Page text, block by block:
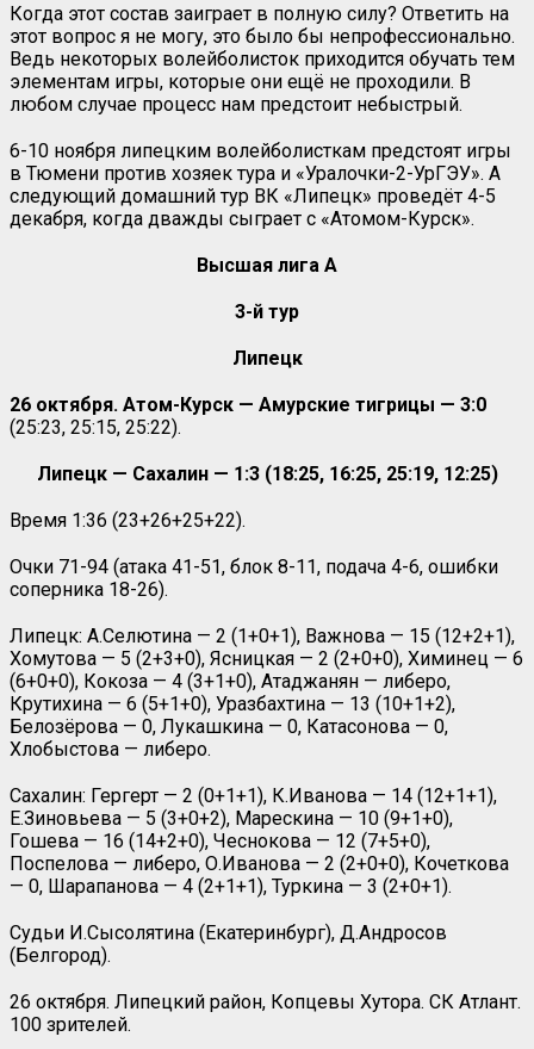
Когда этот состав заиграет в полную силу? Ответить на
этот вопрос я не могу, это было бы непрофессионально.
Ведь некоторых волейболисток приходится обучать тем
элементам игры, которые они ещё не проходили. В
любом случае процесс нам предстоит небыстрый.
6-10 ноября липецким волейболисткам предстоят игры
в Тюмени против хозяек тура и «Уралочки-2-УрГЭУ». А
следующий домашний тур ВК «Липецк» проведёт 4-5
декабря, когда дважды сыграет с «Атомом-Курск».
Высшая лига А
3-й тур
Липецк
26 октября. Атом-Курск — Амурские тигрицы — 3:0
(25:23, 25:15, 25:22).
Липецк — Сахалин — 1:3 (18:25, 16:25, 25:19, 12:25)
Время 1:36 (23+26+25+22).
Очки 71-94 (атака 41-51, блок 8-11, подача 4-6, ошибки
соперника 18-26).
Липецк: А.Селютина — 2 (1+0+1), Важнова — 15 (12+2+1),
Хомутова — 5 (2+3+0), Ясницкая — 2 (2+0+0), Химинец — 6
(6+0+0), Кокоза — 4 (3+1+0), Атаджанян — либеро,
Крутихина — 6 (5+1+0), Уразбахтина — 13 (10+1+2),
Белозёрова — 0, Лукашкина — 0, Катасонова — 0,
Хлобыстова — либеро.
Сахалин: Гергерт — 2 (0+1+1), К.Иванова — 14 (12+1+1),
Е.Зиновьева — 5 (3+0+2), Марескина — 10 (9+1+0),
Гошева — 16 (14+2+0), Чеснокова — 12 (7+5+0),
Поспелова — либеро, О.Иванова — 2 (2+0+0), Кочеткова
— 0, Шарапанова — 4 (2+1+1), Туркина — 3 (2+0+1).
Судьи И.Сысолятина (Екатеринбург), Д.Андросов
(Белгород).
26 октября. Липецкий район, Копцевы Хутора. СК Атлант.
100 зрителей.